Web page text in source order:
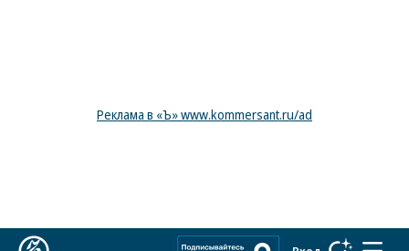
Реклама в «Ъ» www.kommersant.ru/ad